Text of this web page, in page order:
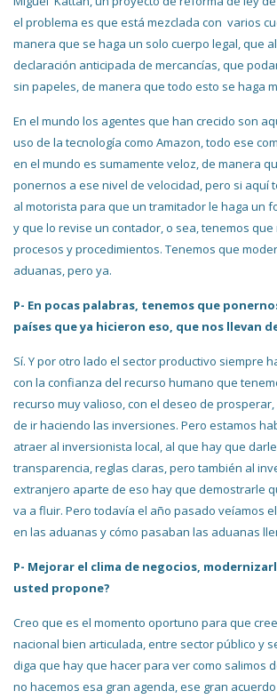
el problema es que está mezclada con varios
manera que se haga un solo cuerpo legal, que
declaración anticipada de mercancías, que
sin papeles, de manera que todo esto se haga
En el mundo los agentes que han crecido son
uso de la tecnología como Amazon, todo ese
en el mundo es sumamente veloz, de manera
ponernos a ese nivel de velocidad, pero si aquí
al motorista para que un tramitador le haga un
y que lo revise un contador, o sea, tenemos
procesos y procedimientos. Tenemos que
aduanas, pero ya.
P- En pocas palabras, tenemos que
países que ya hicieron eso, que nos llevan
Sí. Y por otro lado el sector productivo siempre
con la confianza del recurso humano que
recurso muy valioso, con el deseo de
de ir haciendo las inversiones. Pero estamos
atraer al inversionista local, al que hay que
transparencia, reglas claras, pero también al
extranjero aparte de eso hay que demostrarle
va a fluir. Pero todavía el año pasado veíamos
en las aduanas y cómo pasaban las aduanas
P- Mejorar el clima de negocios,
usted propone?
Creo que es el momento oportuno para que
nacional bien articulada, entre sector público y
diga que hay que hacer para ver como salimos
no hacemos esa gran agenda, ese gran